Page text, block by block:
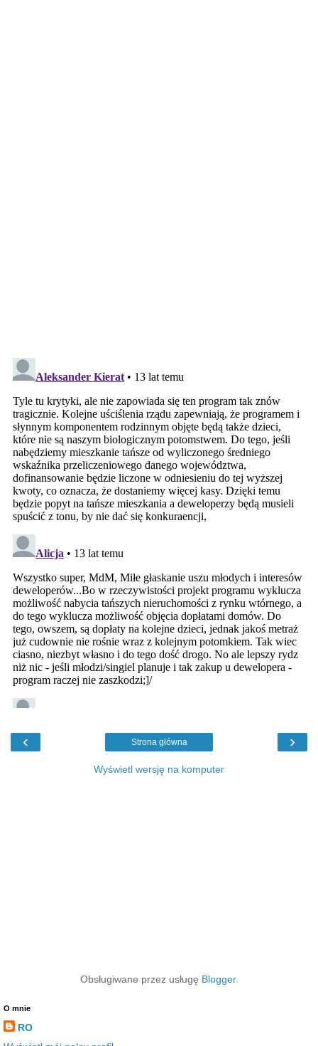
‹ ›
Strona główna
Wyświetl wersję na komputer
Obsługiwane przez usługę Blogger.
O mnie
RO